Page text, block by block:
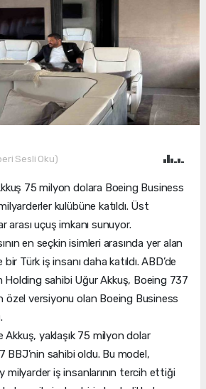
Sesli Oku)
75 milyon dolara Boeing Business
kulübüne katıldı. Üst
arası uçuş imkanı sunuyor.
en seçkin isimleri arasında yer alan
Türk iş insanı daha katıldı. ABD’de
Holding sahibi Uğur Akkuş, Boeing 737
özel versiyonu olan Boeing Business
Akkuş, yaklaşık 75 milyon dolar
BBJ’nin sahibi oldu. Bu model,
milyarder iş insanlarının tercih ettiği